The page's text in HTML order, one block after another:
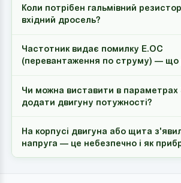
Коли потрібен гальмівний
вхідний дросель?
Частотник видає помилку E.OC
(перевантаження по струму) — що
Чи можна виставити в параметрах
додати двигуну потужності?
На корпусі двигуна або щита
напруга — це небезпечно і як